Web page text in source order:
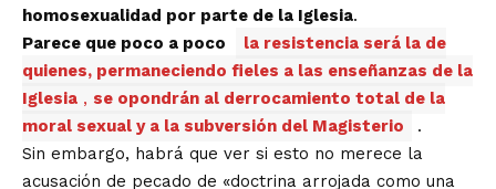
homosexualidad por parte de la Iglesia.
Parece que poco a poco
la resistencia será la de
quienes, permaneciendo fieles a las enseñanzas de la
Iglesia , se opondrán al derrocamiento total de la
moral sexual y a la subversión del Magisterio
.
Sin embargo, habrá que ver si esto no merece la
acusación de pecado de «doctrina arrojada como una